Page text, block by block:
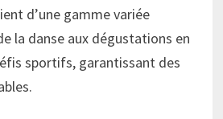
d’une gamme variée
la danse aux dégustations en
sportifs, garantissant des